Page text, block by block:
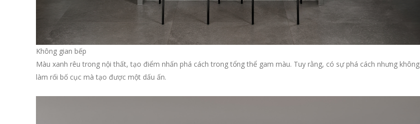
Không gian bếp
Màu xanh rêu trong nội thất, tạo điểm nhấn phá cách trong tổng thể gam màu. Tuy rằng, có sự phá cách nhưng không
làm rối bố cục mà tạo được một dấu ấn.